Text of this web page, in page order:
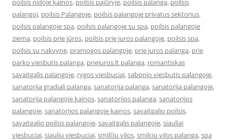
poilsis nidoje kainos, poilsis pajūryje, poilsis palanga, poilsis
palangoj, poilsis Palangoje, poilsis palangoje privatus sektorius,
poilsis palangoje spa, poilsis palangoje su spa, poilsis palangoje
ziema, poilsis prie jūros, poilsis prie juros palangoje, poilsis spa,
poilsis su nakvyne, pramogos palangoje, prie juros palanga, prie
parko viesbutis palanga, priejuros.lt palanga, romantiskas
savaitgalis palangoje, rygos viesbuciai,sabonio viesbutis palangoje,
sanatorija gradiali palanga,sanatorija palanga,sanatorija palangoje,
sanatorija palangoje kainos,sanatorijos palanga,sanatorijos
palangoje,sanatorijos palangoje kainos,savaitgalio poilsis,
savaitgalio poilsis palangoje,savaitgalis palangoje,siauliai
viesbuciai,siauliu viesbuciai,smilčių vilos,smilciu vilos palanga,spa